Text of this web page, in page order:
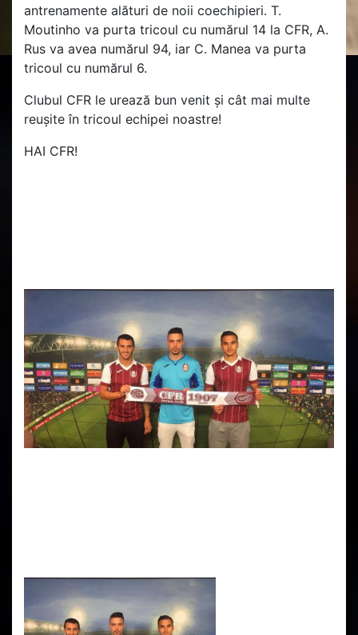
antrenamente alături de noii coechipieri. T.
Moutinho va purta tricoul cu numărul 14 la CFR, A.
Rus va avea numărul 94, iar C. Manea va purta
tricoul cu numărul 6.
Clubul CFR le urează bun venit și cât mai multe
reușite în tricoul echipei noastre!
HAI CFR!